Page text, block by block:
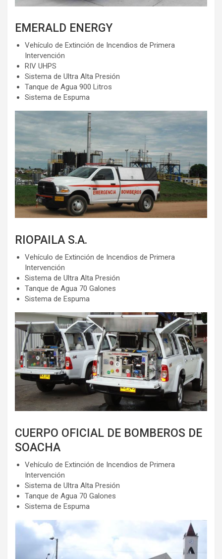
EMERALD ENERGY
Vehículo de Extinción de Incendios de Primera
Intervención
RIV UHPS
Sistema de Ultra Alta Presión
Tanque de Agua 900 Litros
Sistema de Espuma
RIOPAILA S.A.
Vehículo de Extinción de Incendios de Primera
Intervención
Sistema de Ultra Alta Presión
Tanque de Agua 70 Galones
Sistema de Espuma
CUERPO OFICIAL DE BOMBEROS DE
SOACHA
Vehículo de Extinción de Incendios de Primera
Intervención
Sistema de Ultra Alta Presión
Tanque de Agua 70 Galones
Sistema de Espuma